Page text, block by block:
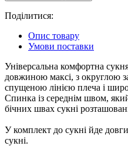
Поділитися:
Опис товару
Умови поставки
Універсальна комфортна
довжиною максі, з округлою
спущеною лінією плеча і
Спинка із середнім швом,
бічних швах сукні
У комплект до сукні йде
сукні.